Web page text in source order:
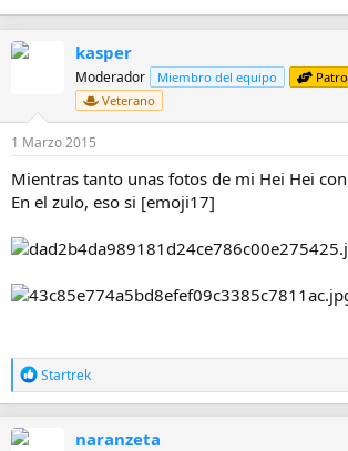
kasper
Moderador Miembro del equipo
Veterano
1 Marzo 2015
Mientras tanto unas fotos de mi Hei Hei
En el zulo, eso si [emoji17]
R
e
a
Startrek
naranzeta